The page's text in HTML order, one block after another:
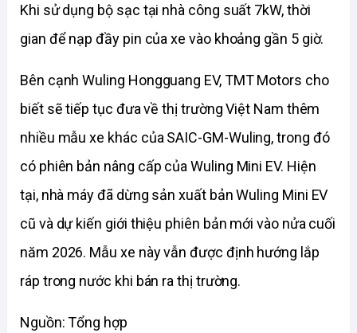
Khi sử dụng bộ sạc tại nhà công suất 7kW, thời
gian để nạp đầy pin của xe vào khoảng gần 5 giờ.
Bên cạnh Wuling Hongguang EV, TMT Motors cho
biết sẽ tiếp tục đưa về thị trường Việt Nam thêm
nhiều mẫu xe khác của SAIC-GM-Wuling, trong đó
có phiên bản nâng cấp của Wuling Mini EV. Hiện
tại, nhà máy đã dừng sản xuất bản Wuling Mini EV
cũ và dự kiến giới thiệu phiên bản mới vào nửa cuối
năm 2026. Mẫu xe này vẫn được định hướng lắp
ráp trong nước khi bán ra thị trường.
Nguồn: Tổng hợp